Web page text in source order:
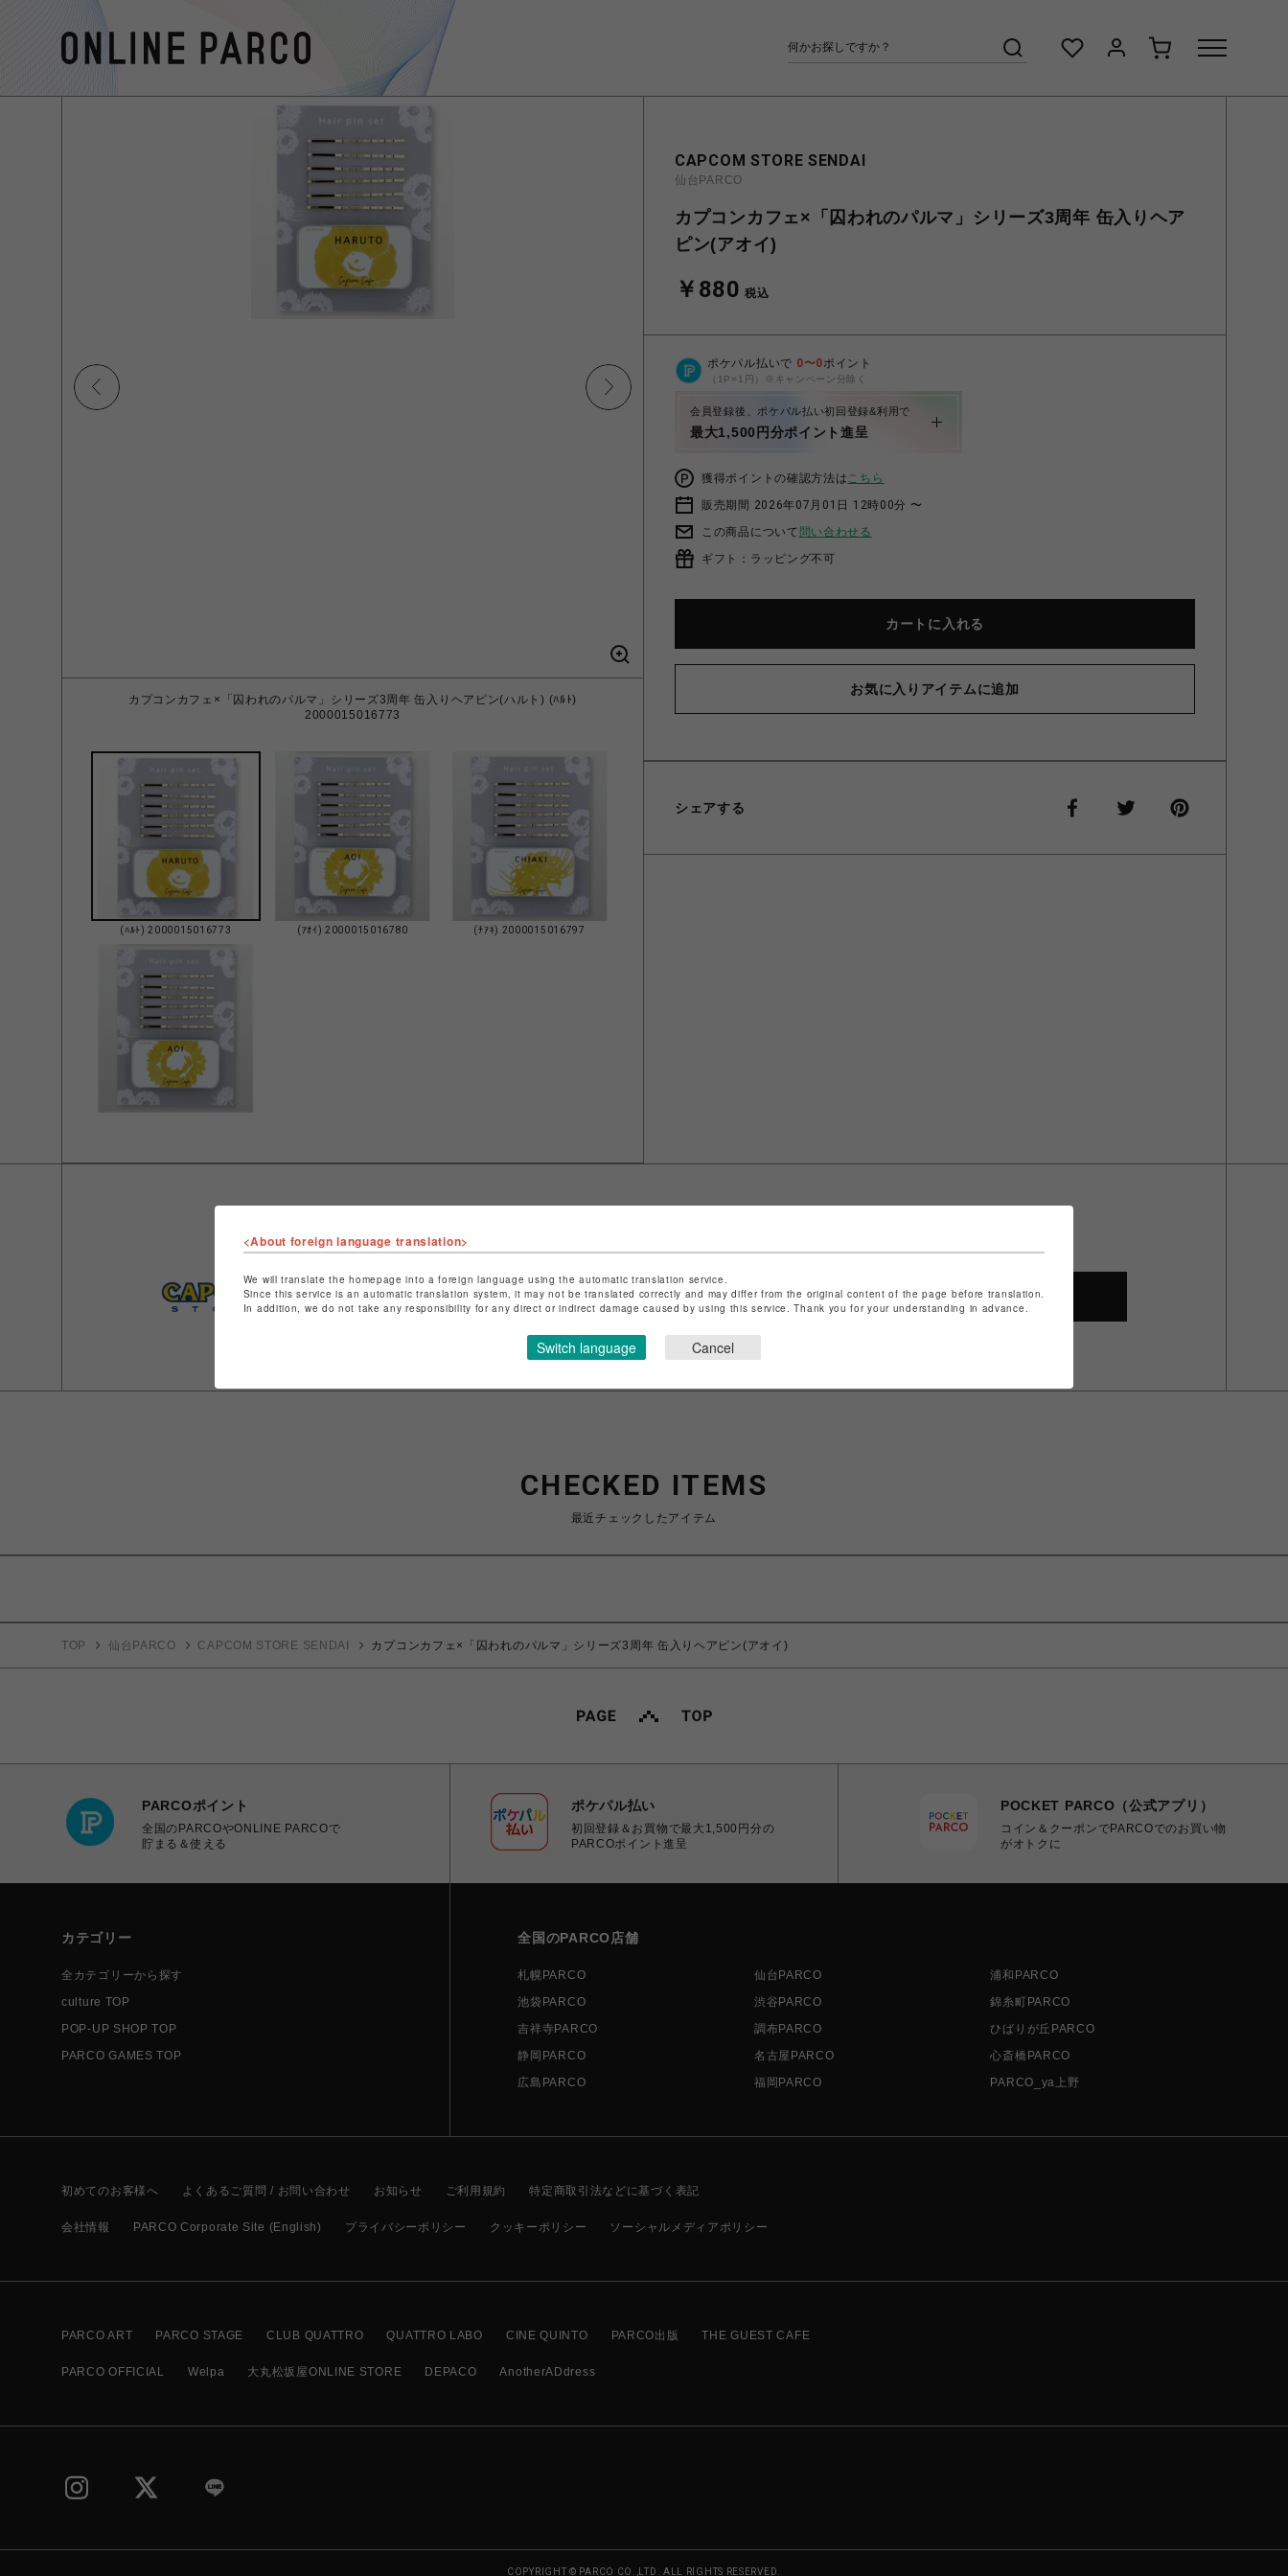
カプコンカフェ×「囚われのパルマ」シリーズ3周年 缶入りヘアピン(ハルト) (ﾊﾙﾄ)
2000015016773
カプコンカフェ×「囚われのパルマ」シリーズ3周年 缶入りヘアピン(アオイ) (ｱｵｲ)
2000015016780
(ﾊﾙﾄ) 2000015016773 (ｱｵｲ) 2000015016780 (ﾁｱｷ) 2000015016797
CAPCOM STORE SENDAI
仙台PARCO
カプコンカフェ×「囚われのパルマ」シリーズ3周年 缶入りヘア
ピン(アオイ)
￥880 税込
ポケパル払いで 0〜0ポイント
（1P=1円）※キャンペーン分除く
会員登録後、ポケパル払い初回登録&利用で
最大1,500円分ポイント進呈
獲得ポイントの確認方法はこちら
販売期間 2026年07月01日 12時00分 〜
この商品について 問い合わせる
ギフト：ラッピング不可
カートに入れる
お気に入りアイテムに追加
シェアする
ショップ名
CAPCOM STORE SENDAI
店舗名
仙台PARCO
特定商取引法など法令に基づく表記はこちら
ショップお問い合わせは こちら
SHOP TOP
CHECKED ITEMS
最近チェックしたアイテム
TOP 仙台PARCO CAPCOM STORE SENDAI カプコンカフェ×「囚われのパルマ」シリーズ3周年 缶入りヘアピン(アオイ)
PARCOポイント
全国のPARCOやONLINE PARCOで
貯まる＆使える
ポケパル払い
初回登録＆お買物で最大1,500円分の
PARCOポイント進呈
POCKET PARCO（公式アプリ）
コイン＆クーポンでPARCOでのお買い物
がオトクに
カテゴリー
全カテゴリーから探す
culture TOP
POP-UP SHOP TOP
PARCO GAMES TOP
全国のPARCO店舗
札幌PARCO 仙台PARCO
浦和PARCO
池袋PARCO
渋谷PARCO
錦糸町PARCO
吉祥寺PARCO
調布PARCO
ひばりが丘PARCO
静岡PARCO
名古屋PARCO
心斎橋PARCO
広島PARCO
福岡PARCO PARCO_ya上野
初めてのお客様へ よくあるご質問 / お問い合わせ お知らせ ご利用規約 特定商取引法などに基づく表記
会社情報 PARCO Corporate Site (English) プライバシーポリシー クッキーポリシー ソーシャルメディアポリシー
PARCO ART PARCO STAGE CLUB QUATTRO QUATTRO LABO CINE QUINTO PARCO出版 THE GUEST CAFE
PARCO OFFICIAL Welpa 大丸松坂屋ONLINE STORE DEPACO AnotherADdress
COPYRIGHT © PARCO CO.,LTD. ALL RIGHTS RESERVED.
<About foreign language translation>
We will translate the homepage into a foreign language using the automatic translation service.
Since this service is an automatic translation system, it may not be translated correctly and may differ from the original content of the page before translation.
In addition, we do not take any responsibility for any direct or indirect damage caused by using this service. Thank you for your understanding in advance.
Switch language Cancel